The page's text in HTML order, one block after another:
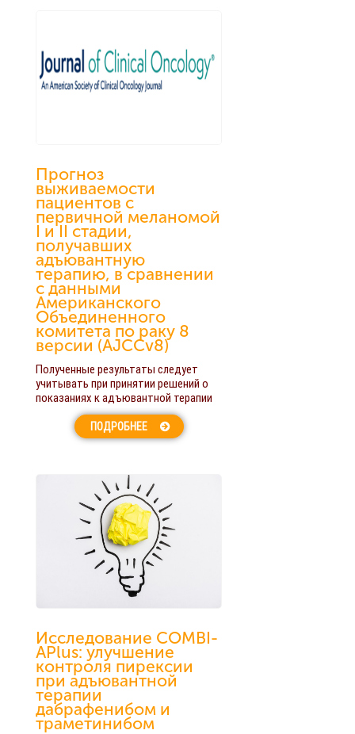
Прогноз
выживаемости
пациентов с
первичной меланомой
I и II стадии,
получавших
адъювантную
терапию, в сравнении
с данными
Американского
Объединенного
комитета по раку 8
версии (AJCCv8)
Полученные результаты следует
учитывать при принятии решений о
показаниях к адъювантной терапии
ПОДРОБНЕЕ
Исследование COMBI-
APlus: улучшение
контроля пирексии
при адъювантной
терапии
дабрафенибом и
траметинибом